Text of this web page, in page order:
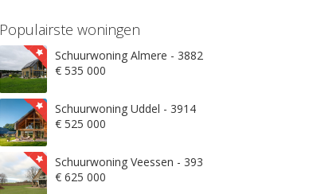
Populairste woningen
Schuurwoning Almere - 3882
€ 535 000
Schuurwoning Uddel - 3914
€ 525 000
Schuurwoning Veessen - 3932
€ 625 000